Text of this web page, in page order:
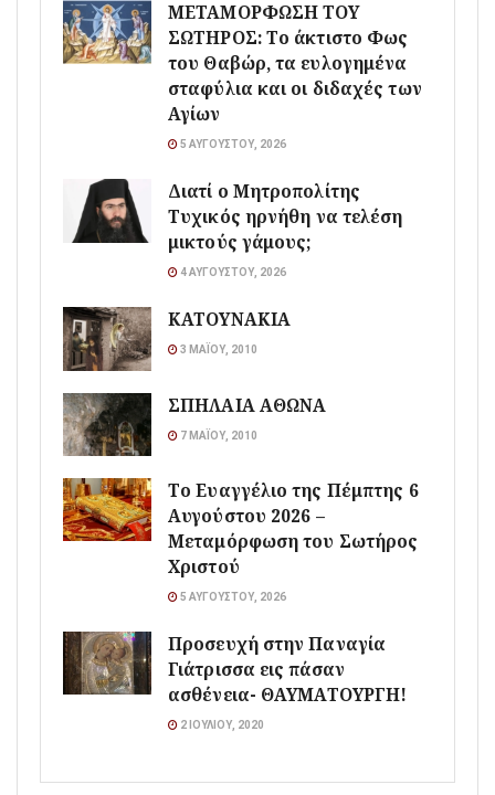
ΜΕΤΑΜΟΡΦΩΣΗ ΤΟΥ
ΣΩΤΗΡΟΣ: Το άκτιστο Φως
του Θαβώρ, τα ευλογημένα
σταφύλια και οι διδαχές των
Αγίων
5 ΑΥΓΟΎΣΤΟΥ, 2026
Διατί ο Μητροπολίτης
Τυχικός ηρνήθη να τελέση
μικτούς γάμους;
4 ΑΥΓΟΎΣΤΟΥ, 2026
ΚΑΤΟΥΝΑΚΙΑ
3 ΜΑΪ́ΟΥ, 2010
ΣΠΗΛΑΙΑ ΑΘΩΝΑ
7 ΜΑΪ́ΟΥ, 2010
Το Ευαγγέλιο της Πέμπτης 6
Αυγούστου 2026 –
Μεταμόρφωση του Σωτήρος
Χριστού
5 ΑΥΓΟΎΣΤΟΥ, 2026
Προσευχή στην Παναγία
Γιάτρισσα εις πάσαν
ασθένεια- ΘΑΥΜΑΤΟΥΡΓΗ!
2 ΙΟΥΛΊΟΥ, 2020